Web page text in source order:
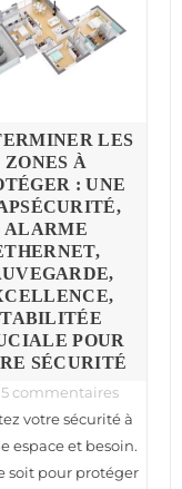
LES
ZONES À
: UNE
ALARME
POUR
SÉCURITÉ
commentaires
votre sécurité à
espace et besoin.
soit pour protéger